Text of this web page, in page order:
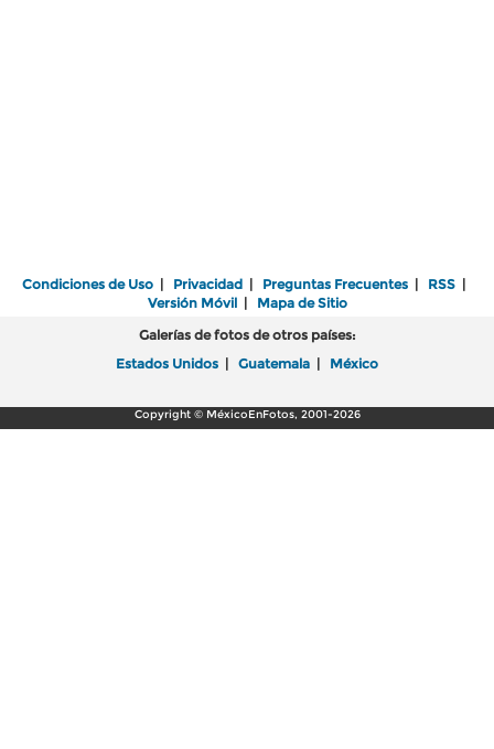
Condiciones de Uso | Privacidad | Preguntas Frecuentes | RSS |
Versión Móvil| Mapa de Sitio
Galerías de fotos de otros países:
Estados Unidos | Guatemala | México
Copyright © MéxicoEnFotos, 2001-2026